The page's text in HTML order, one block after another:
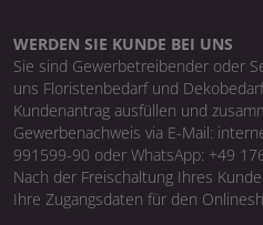
WERDEN SIE KUNDE BEI UNS
Sie sind Gewerbetreibender oder
uns Floristenbedarf und
Kundenantrag ausfüllen und
Gewerbenachweis via E-Mail:
991599-90 oder WhatsApp: +49
Nach der Freischaltung Ihres
Ihre Zugangsdaten für den